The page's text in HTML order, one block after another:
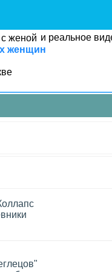
женой и реальное
женщин